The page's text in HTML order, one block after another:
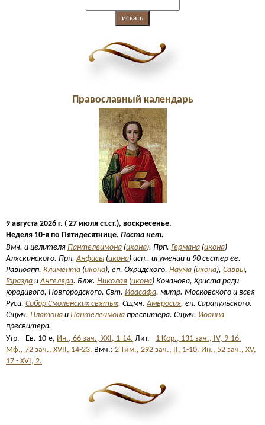
Православный календарь
9 августа 2026 г. ( 27 июля ст.ст.), воскресенье.
Неделя 10-я по Пятидесятнице. Поста нет.
Вмч. и целителя Пантелеимона (икона). Прп. Германа (икона)
Аляскинского. Прп.Анфисы (икона) исп., игумении и 90 сестер ее.
Равноапп. Климента (икона), еп. Охридского, Наума (икона), Саввы,
Горазда иАнгеляра. Блж. Николая (икона) Кочанова, Христа ради
юродивого, Новгородского. Свт. Иоасафа, митр. Московского и всея
Руси. Собор Смоленских святых. Сщмч.Амвросия, еп. Сарапульского.
Сщмч. Платона и Пантелеимона пресвитера. Сщмч. Иоанна
пресвитера.
Утр. - Ев. 10-е, Ин., 66 зач., XXI, 1-14. Лит. - 1 Кор., 131 зач., IV, 9-16.
Мф., 72 зач., XVII, 14-23. Вмч.: 2 Тим., 292 зач., II, 1-10. Ин., 52 зач., XV,
17 - XVI, 2.